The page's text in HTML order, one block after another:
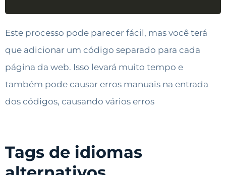
Este processo pode parecer fácil, mas você terá
que adicionar um código separado para cada
página da web. Isso levará muito tempo e
também pode causar erros manuais na entrada
dos códigos, causando vários erros
Tags de idiomas